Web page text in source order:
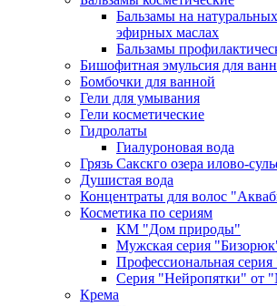
Бальзамы на
эфирных маслах
Бальзамы
Бишофитная эмульсия для
Бомбочки для ванной
Гели для умывания
Гели косметические
Гидролаты
Гиалуроновая вода
Грязь Сакскго озера илово-
Душистая вода
Концентраты для волос
Косметика по сериям
КМ "Дом природы"
Мужская серия
Профессиональная
Серия "Нейропятки" от
Крема